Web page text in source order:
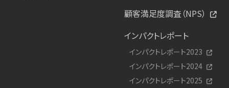
顧客満足度調査（NPS）
インパクトレポート
インパクトレポート2023
インパクトレポート2024
インパクトレポート2025